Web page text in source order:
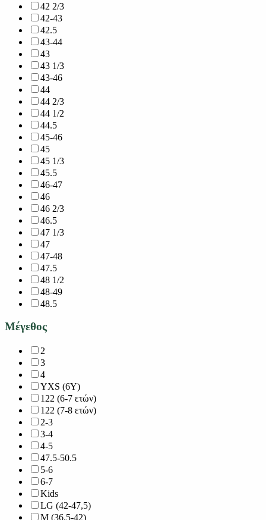
42 2/3
42-43
42.5
43-44
43
43 1/3
43-46
44
44 2/3
44 1/2
44.5
45-46
45
45 1/3
45.5
46-47
46
46 2/3
46.5
47 1/3
47
47-48
47.5
48 1/2
48-49
48.5
Μέγεθος
2
3
4
YXS (6Y)
122 (6-7 ετών)
122 (7-8 ετών)
2-3
3-4
4-5
47.5-50.5
5-6
6-7
Kids
LG (42-47,5)
M (36.5-42)